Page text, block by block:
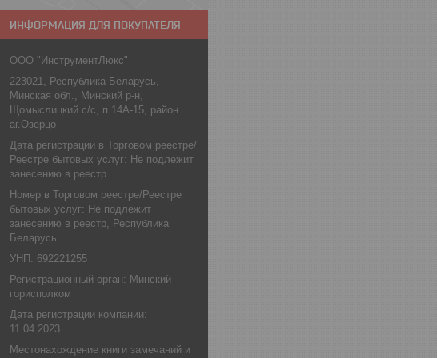
ИНФОРМАЦИЯ ДЛЯ ПОКУПАТЕЛЯ
ООО "ИнструментЛюкс"
223021, Республика Беларусь,
Минская обл., Минский р-н,
Щомыслицкий с/с, п.14А-15, район
аг.Озерцо
Дата регистрации в Торговом реестре/
Реестре бытовых услуг: Не подлежит
занесению в реестр
Номер в Торговом реестре/Реестре
бытовых услуг: Не подлежит
занесению в реестр, Республика
Беларусь
УНП: 692221255
Регистрационный орган: Минский
горисполком
Дата регистрации компании:
11.04.2023
Местонахождение книги замечаний и